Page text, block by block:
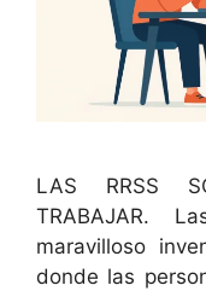
LAS RRSS
TRABAJAR.
maravilloso
donde las